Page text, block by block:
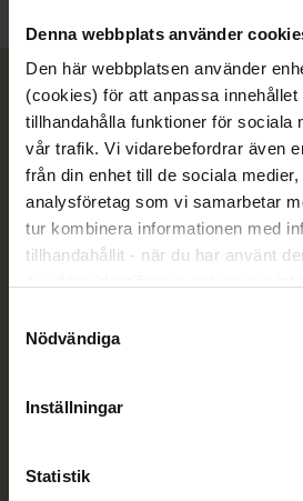
Denna webbplats använder
Den här webbplatsen använder
(cookies) för att anpassa innehållet
tillhandahålla funktioner för sociala
vår trafik. Vi vidarebefordrar även
från din enhet till de sociala
analysföretag som vi samarbetar
tur kombinera informationen med
tillhandahållit - när du har använt
området. Du godkänner våra
Nödvändiga
Inställningar
Statistik
Tillsammans rör vi oss framåt.
av vår rörelse.
Bli medlem
medlem hittar fler kontaktvägar på